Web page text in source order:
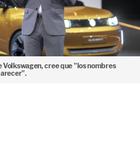
Volkswagen, cree que "los nombres